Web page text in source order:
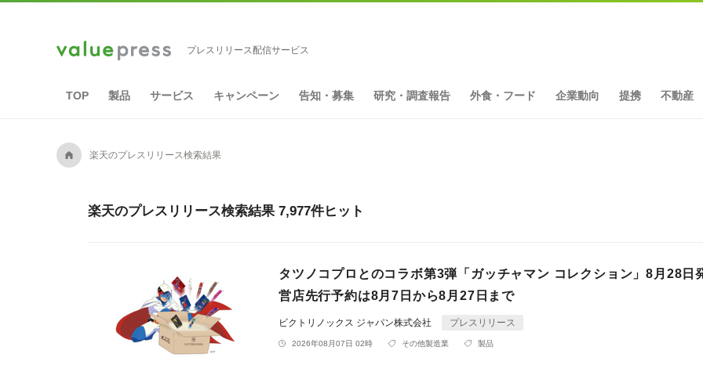
プレスリリース配信サービス
TOP 製品 サービス キャンペーン 告知・募集 研究・調査報告 外食・フード 企業動向 提携 不動産
A 楽天のプレスリリース検索結果
楽天のプレスリリース検索結果 7,977件ヒット
タツノコプロとのコラボ第3弾「ガッチャマン コレクション」8月28
営店先行予約は8月7日から8月27日まで
ビクトリノックス ジャパン株式会社 プレスリリース
2026年08月07日 02時 その他製造業 製品